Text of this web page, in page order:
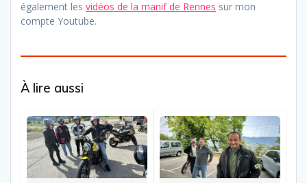
également les vidéos de la manif de Rennes sur mon
compte Youtube.
À lire aussi